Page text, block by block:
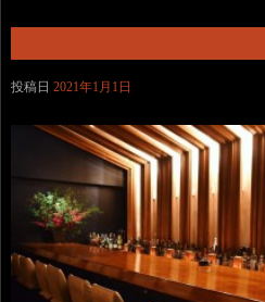
投稿日 2021年1月1日